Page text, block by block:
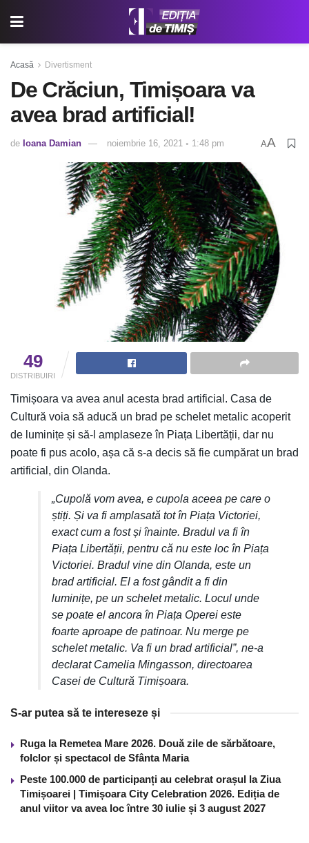
Acasă Divertisment
De Crăciun, Timișoara va
avea brad artificial!
de Ioana Damian noiembrie 16, 2021 ◦ 1:48 pm AA
49
DISTRIBUIRI
Timișoara va avea anul acesta brad artificial. Casa de
Cultură voia să aducă un brad pe schelet metalic acoperit
de luminițe și să-l amplaseze în Piața Libertății, dar nu
poate fi pus acolo, așa că s-a decis să fie cumpărat un brad
artificial, din Olanda.
„Cupolă vom avea, e cupola aceea pe care o
știți. Și va fi amplasată tot în Piața Victoriei,
exact cum a fost și înainte. Bradul va fi în
Piața Libertății, pentru că nu este loc în Piața
Victoriei. Bradul vine din Olanda, este un
brad artificial. El a fost gândit a fi din
luminițe, pe un schelet metalic. Locul unde
se poate el ancora în Piața Operei este
foarte aproape de patinoar. Nu merge pe
schelet metalic. Va fi un brad artificial”, ne-a
declarat Camelia Mingasson, directoarea
Casei de Cultură Timișoara.
S-ar putea să te intereseze și
Ruga la Remetea Mare 2026. Două zile de sărbătoare,
folclor și spectacol de Sfânta Maria
Peste 100.000 de participanți au celebrat orașul la Ziua
Timișoarei | Timișoara City Celebration 2026. Ediția de
anul viitor va avea loc între 30 iulie și 3 august 2027